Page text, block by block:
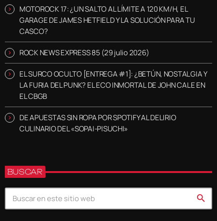
MOTOROCK 17: ¿UN SALTO AL LÍMITE A 120 KM/H, EL
GARAGE DE JAMES HETFIELD Y LA SOLUCIÓN PARA TU
CASCO?
ROCK NEWS EXPRESS 85 (29 julio 2026)
EL SURCO OCULTO [ENTREGA #1]: ¿BETÚN, NOSTALGIA Y
LA FURIA DEL PUNK? EL ECO INMORTAL DE JOHN CALE EN
EL CBGB
DE APUESTAS SIN ROPA POR SPOTIFY AL DELIRIO
CULINARIO DEL «SOPAI-PISUCHI»
BUSCAR
search